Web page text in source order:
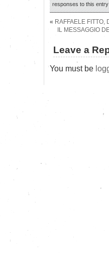
responses to this
« RAFFAELE FITTO,
IL MESSAGGIO
Leave a
You must be